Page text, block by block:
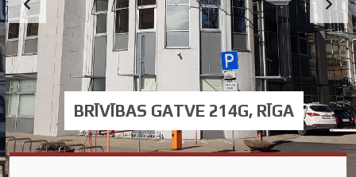
BRĪVĪBAS GATVE 214G, RĪGA